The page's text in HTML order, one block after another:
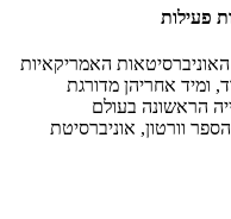
פעילות
האמריקאיות
ומיד אחריהן מדורגת
הראשונה בעולם
וורטון, אוניברסיטת